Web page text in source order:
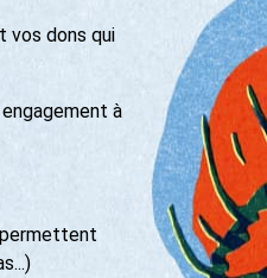
vos dons qui
à